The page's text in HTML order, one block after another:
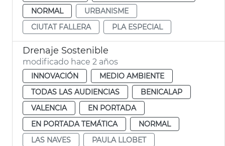
NORMAL
URBANISME
CIUTAT FALLERA
PLA ESPECIAL
Drenaje Sostenible
modificado hace 2 años
INNOVACIÓN
MEDIO AMBIENTE
TODAS LAS AUDIENCIAS
BENICALAP
VALENCIA
EN PORTADA
EN PORTADA TEMÁTICA
NORMAL
LAS NAVES
PAULA LLOBET